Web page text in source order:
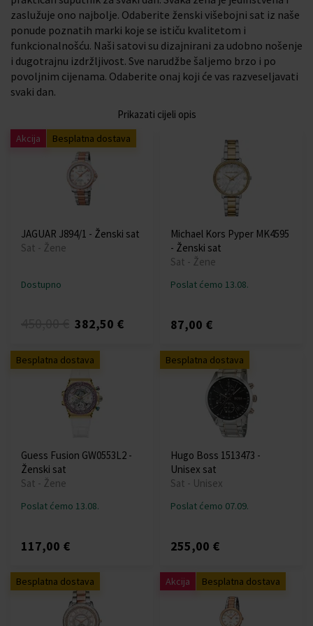
zaslužuje ono najbolje. Odaberite ženski višebojni sat iz naše
ponude poznatih marki koje se ističu kvalitetom i
funkcionalnošću. Naši satovi su dizajnirani za udobno nošenje
i dugotrajnu izdržljivost. Sve narudžbe šaljemo brzo i po
povoljnim cijenama. Odaberite onaj koji će vas razveseljavati
svaki dan.
Prikazati cijeli opis
Akcija Besplatna dostava
JAGUAR J894/1 - Ženski sat
Sat - Žene
Dostupno
382,50 €
Michael Kors Pyper MK4595
- Ženski sat
Sat - Žene
Poslat ćemo 13.08.
87,00 €
Besplatna dostava
Guess Fusion GW0553L2 -
Ženski sat
Sat - Žene
Poslat ćemo 13.08.
117,00 €
Besplatna dostava
Hugo Boss 1513473 -
Unisex sat
Sat - Unisex
Poslat ćemo 07.09.
255,00 €
Besplatna dostava Akcija Besplatna dostava